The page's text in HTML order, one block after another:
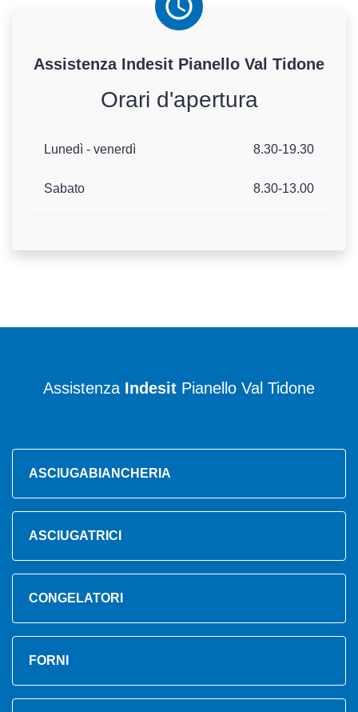
Assistenza Indesit Pianello Val Tidone
Orari d'apertura
Lunedì - venerdì 8.30-19.30
Sabato 8.30-13.00
Assistenza Indesit Pianello Val Tidone
ASCIUGABIANCHERIA
ASCIUGATRICI
CONGELATORI
FORNI